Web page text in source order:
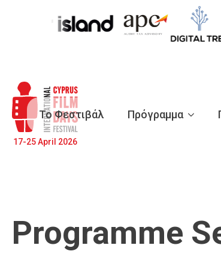
17-25 April 2026
Το Φεστιβάλ Πρόγραμμα
Programme